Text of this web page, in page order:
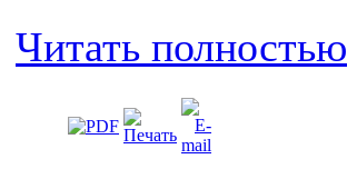
Читать полностью